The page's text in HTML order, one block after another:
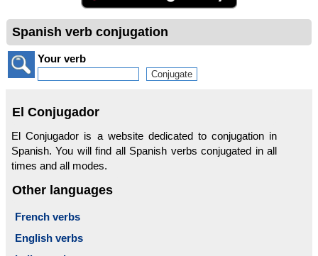
Spanish verb conjugation
Your verb
El Conjugador
El Conjugador is a website dedicated to conjugation in
Spanish. You will find all Spanish verbs conjugated in all
times and all modes.
Other languages
French verbs
English verbs